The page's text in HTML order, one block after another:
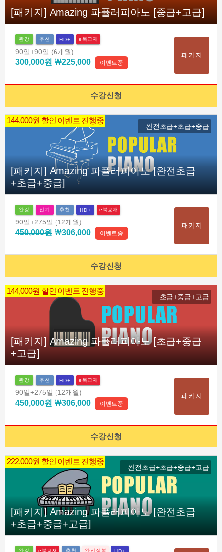
[패키지] Amazing 파퓰러피아노 [중급+고급]
완강 추천 HD+ e북교재
90일+90일 (6개월)
300,000원￦225,000 이벤트중
패키지
수강신청
144,000원 할인 이벤트 진행중
완전초급+초급+중급
[패키지] Amazing 파퓰러피아노 [완전초급
+초급+중급]
완강 인기 추천 HD+ e북교재
90일+275일 (12개월)
450,000원￦306,000 이벤트중
패키지
수강신청
144,000원 할인 이벤트 진행중
초급+중급+고급
[패키지] Amazing 파퓰러피아노 [초급+중급
+고급]
완강 추천 HD+ e북교재
90일+275일 (12개월)
450,000원￦306,000 이벤트중
패키지
수강신청
222,000원 할인 이벤트 진행중
완전초급+초급+중급+고급
[패키지] Amazing 파퓰러피아노 [완전초급
+초급+중급+고급]
완강 e북교재 추천 완전정복 HD+